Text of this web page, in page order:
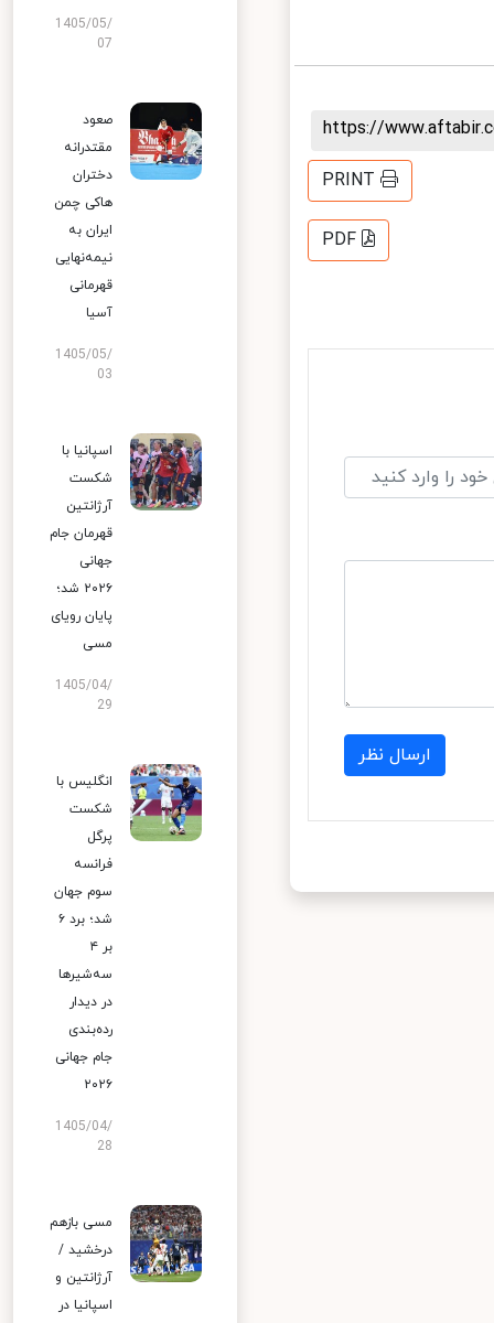
https://
PRINT
PDF
ارسال نظر
1405/05/
07
صعود
مقتدرانه
دختران
هاکی چمن
ایران به
نیمه‌نهایی
قهرمانی
آسیا
1405/05/
03
اسپانیا با
شکست
آرژانتین
قهرمان جام
جهانی
۲۰۲۶ شد؛
پایان رویای
مسی
1405/04/
29
انگلیس با
شکست
پرگل
فرانسه
سوم جهان
شد؛ برد ۶
بر ۴
سه‌شیرها
در دیدار
رده‌بندی
جام جهانی
۲۰۲۶
1405/04/
28
مسی بازهم
درخشید /
آرژانتین و
اسپانیا در